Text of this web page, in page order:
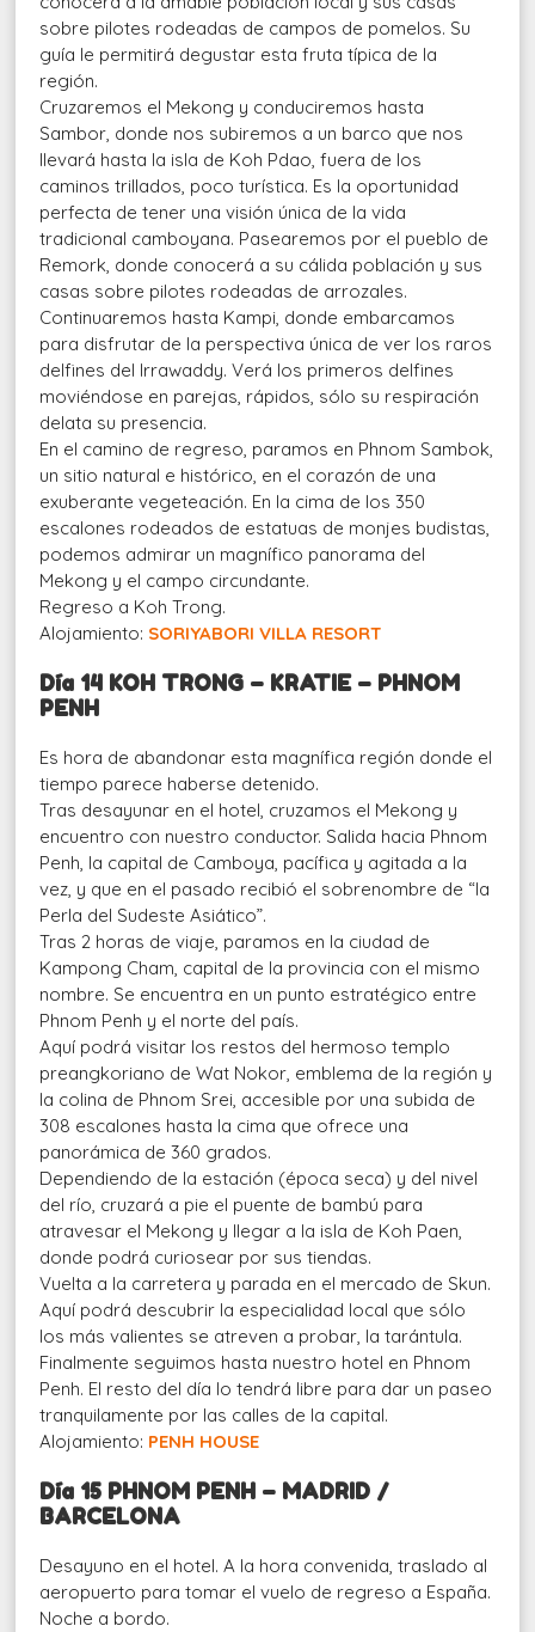
sobre pilotes rodeadas de campos de pomelos. Su
guía le permitirá degustar esta fruta típica de la
región.
Cruzaremos el Mekong y conduciremos hasta
Sambor, donde nos subiremos a un barco que nos
llevará hasta la isla de Koh Pdao, fuera de los
caminos trillados, poco turística. Es la oportunidad
perfecta de tener una visión única de la vida
tradicional camboyana. Pasearemos por el pueblo de
Remork, donde conocerá a su cálida población y sus
casas sobre pilotes rodeadas de arrozales.
Continuaremos hasta Kampi, donde embarcamos
para disfrutar de la perspectiva única de ver los raros
delfines del Irrawaddy. Verá los primeros delfines
moviéndose en parejas, rápidos, sólo su respiración
delata su presencia.
En el camino de regreso, paramos en Phnom Sambok,
un sitio natural e histórico, en el corazón de una
exuberante vegeteación. En la cima de los 350
escalones rodeados de estatuas de monjes budistas,
podemos admirar un magnífico panorama del
Mekong y el campo circundante.
Regreso a Koh Trong.
Alojamiento: SORIYABORI VILLA RESORT
Día 14 KOH TRONG – KRATIE – PHNOM
PENH
Es hora de abandonar esta magnífica región donde el
tiempo parece haberse detenido.
Tras desayunar en el hotel, cruzamos el Mekong y
encuentro con nuestro conductor. Salida hacia Phnom
Penh, la capital de Camboya, pacífica y agitada a la
vez, y que en el pasado recibió el sobrenombre de “la
Perla del Sudeste Asiático”.
Tras 2 horas de viaje, paramos en la ciudad de
Kampong Cham, capital de la provincia con el mismo
nombre. Se encuentra en un punto estratégico entre
Phnom Penh y el norte del país.
Aquí podrá visitar los restos del hermoso templo
preangkoriano de Wat Nokor, emblema de la región y
la colina de Phnom Srei, accesible por una subida de
308 escalones hasta la cima que ofrece una
panorámica de 360 grados.
Dependiendo de la estación (época seca) y del nivel
del río, cruzará a pie el puente de bambú para
atravesar el Mekong y llegar a la isla de Koh Paen,
donde podrá curiosear por sus tiendas.
Vuelta a la carretera y parada en el mercado de Skun.
Aquí podrá descubrir la especialidad local que sólo
los más valientes se atreven a probar, la tarántula.
Finalmente seguimos hasta nuestro hotel en Phnom
Penh. El resto del día lo tendrá libre para dar un paseo
tranquilamente por las calles de la capital.
Alojamiento: PENH HOUSE
Día 15 PHNOM PENH – MADRID /
BARCELONA
Desayuno en el hotel. A la hora convenida, traslado al
aeropuerto para tomar el vuelo de regreso a España.
Noche a bordo.